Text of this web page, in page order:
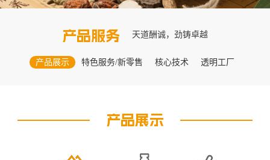
产品服务 天道酬诚，劲铸卓越
产品展示 特色服务/新零售 核心技术 透明工厂
产品展示